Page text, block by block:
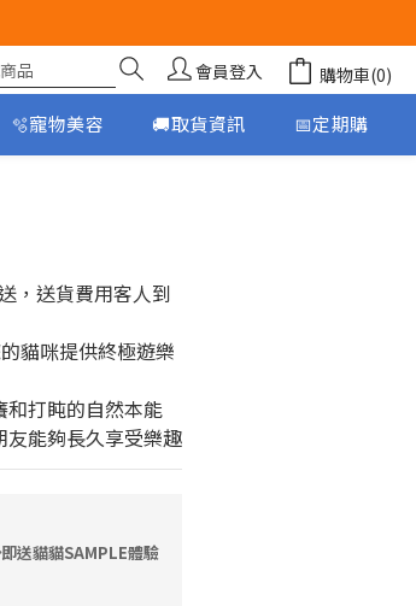
會員登入 購物車(0)
🫧寵物美容 🚚取貨資訊 📅定期購
，送貨費用客人到
貓咪提供終極遊樂
和打盹的自然本能
能夠長久享受樂趣
送貓貓SAMPLE體驗